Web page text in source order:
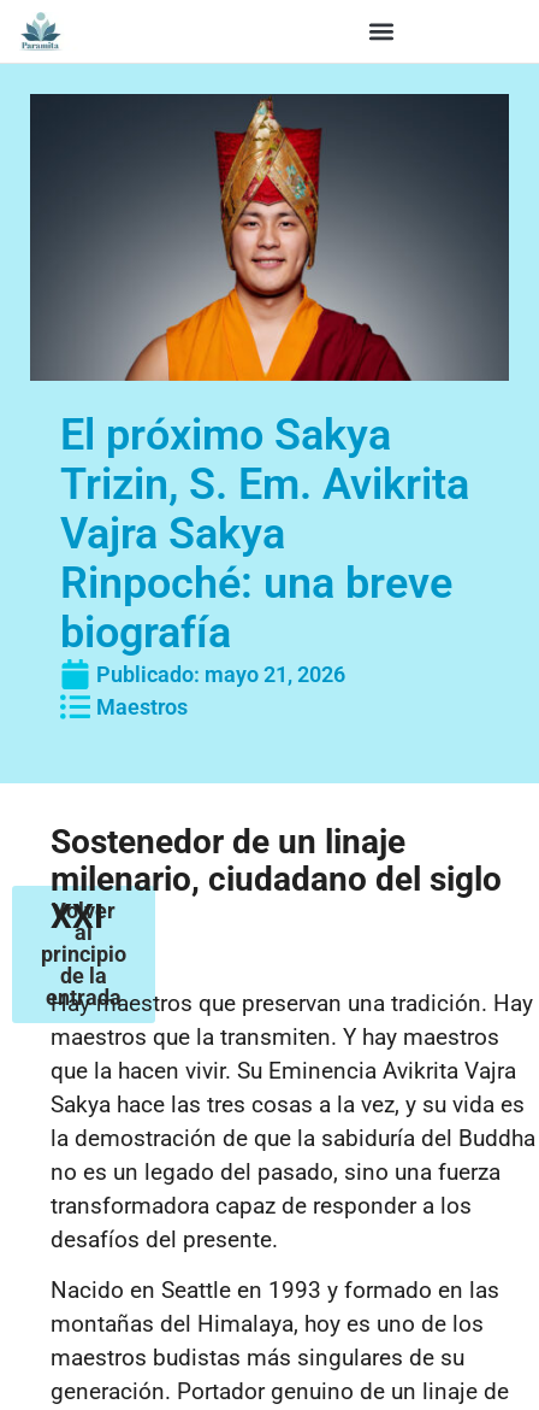
El próximo Sakya
Trizin, S. Em. Avikrita
Vajra Sakya
Rinpoché: una breve
biografía
Publicado: mayo 21, 2026
Maestros
Volver
al
principio
de la
entrada
Sostenedor de un linaje
milenario, ciudadano del siglo
XXI
Hay maestros que preservan una tradición. Hay
maestros que la transmiten. Y hay maestros
que la hacen vivir. Su Eminencia Avikrita Vajra
Sakya hace las tres cosas a la vez, y su vida es
la demostración de que la sabiduría del Buddha
no es un legado del pasado, sino una fuerza
transformadora capaz de responder a los
desafíos del presente.
Nacido en Seattle en 1993 y formado en las
montañas del Himalaya, hoy es uno de los
maestros budistas más singulares de su
generación. Portador genuino de un linaje de